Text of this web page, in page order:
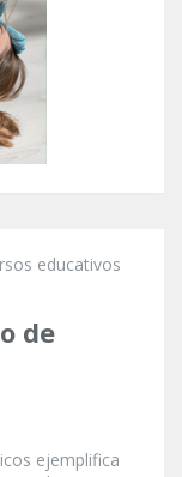
educativos
de
ejemplifica